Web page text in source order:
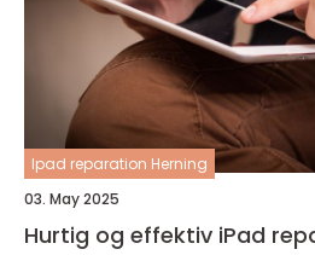
Ipad reparation Herning
03. May 2025
Hurtig og effektiv iPad